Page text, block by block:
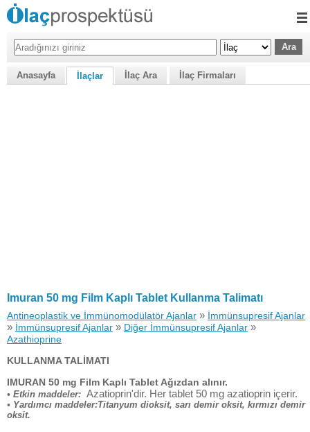
Anasayfa İlaçlar İlaç Ara İlaç Firmaları
Imuran 50 mg Film Kaplı Tablet Kullanma Talimatı
Antineoplastik ve İmmünomodülatör Ajanlar » İmmünsupresif Ajanlar
» İmmünsupresif Ajanlar » Diğer İmmünsupresif Ajanlar »
Azathioprine
KULLANMA TALİMATI
IMURAN 50 mg Film Kaplı Tablet Ağızdan alınır.
• Etkin maddeler: Azatioprin'dir. Her tablet 50 mg azatioprin içerir.
• Yardımcı maddeler:Titanyum dioksit, sarı demir oksit, kırmızı demir
oksit.